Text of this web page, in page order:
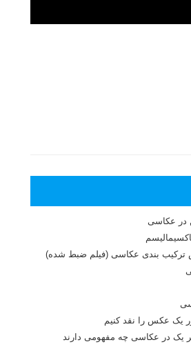
در عکاسی
ترکیب بندی عکاسی (فیلم ضبط شده)
عکس را نقد کنیم
هر یک در عکاسی چه مفهومی دارند